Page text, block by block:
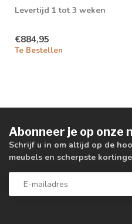
Levertijd 1 tot 3 weken
€884,95
Te Bestellen
Abonneer je op onze
Schrijf u in om altijd op de
meubels en scherpste